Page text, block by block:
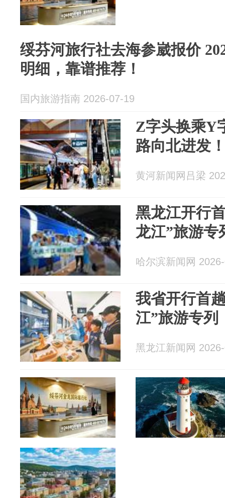
绥芬河旅行社去海参崴报价
明细，靠谱推荐！
国内旅游指南 2026-07-19
Z字头换乘Y
路向北进发
黄河新闻网吕梁
黑龙江开行
龙江”旅游专
哈尔滨新闻网
我省开行首
江”旅游专列
黑龙江新闻网